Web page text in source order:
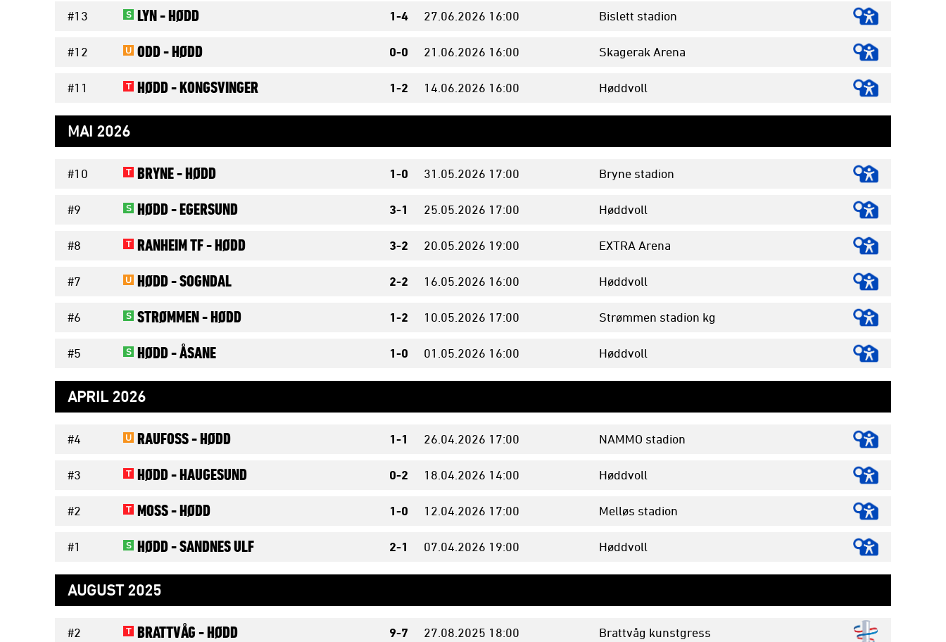
#13 S LYN -HØDD 1-4 27.06. 2026 16:00 Bislett stadion
#12 U ODD -HØDD 0-0 21.06. 2026 16:00 Skagerak Arena
#11 T HØDD -KONGSVINGER 1-2 14.06. 2026 16:00 Høddvoll
MAI 2026
#10 T BRYNE -HØDD 1-0 31.05. 2026 17:00 Bryne stadion
#9 S HØDD -EGERSUND 3-1 25.05. 2026 17:00 Høddvoll
#8 T RANHEIM TF -HØDD 3-2 20.05. 2026 19:00 EXTRA Arena
#7 U HØDD -SOGNDAL 2-2 16.05. 2026 16:00 Høddvoll
#6 S STRØMMEN -HØDD 1-2 10.05. 2026 17:00 Strømmen stadion kg
#5 S HØDD -ÅSANE 1-0 01.05. 2026 16:00 Høddvoll
APRIL 2026
#4 U RAUFOSS -HØDD 1-1 26.04. 2026 17:00 NAMMO stadion
#3 T HØDD -HAUGESUND 0-2 18.04. 2026 14:00 Høddvoll
#2 T MOSS -HØDD 1-0 12.04. 2026 17:00 Melløs stadion
#1 S HØDD -SANDNES ULF 2-1 07.04. 2026 19:00 Høddvoll
AUGUST 2025
#2 T BRATTVÅG -HØDD 9-7 27.08. 2025 18:00 Brattvåg kunstgress